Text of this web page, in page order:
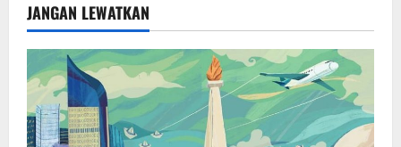
JANGAN LEWATKAN